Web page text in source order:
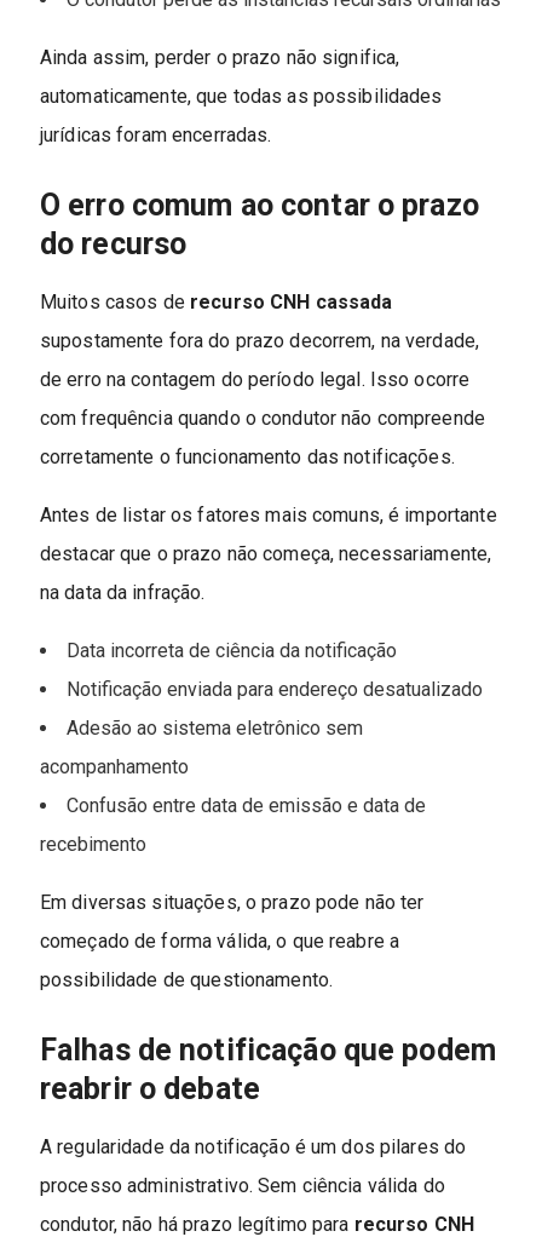
Ainda assim, perder o prazo não significa,
automaticamente, que todas as possibilidades
jurídicas foram encerradas.
O erro comum ao contar o prazo
do recurso
Muitos casos de recurso CNH cassada
supostamente fora do prazo decorrem, na verdade,
de erro na contagem do período legal. Isso ocorre
com frequência quando o condutor não compreende
corretamente o funcionamento das notificações.
Antes de listar os fatores mais comuns, é importante
destacar que o prazo não começa, necessariamente,
na data da infração.
Data incorreta de ciência da notificação
Notificação enviada para endereço desatualizado
Adesão ao sistema eletrônico sem
acompanhamento
Confusão entre data de emissão e data de
recebimento
Em diversas situações, o prazo pode não ter
começado de forma válida, o que reabre a
possibilidade de questionamento.
Falhas de notificação que podem
reabrir o debate
A regularidade da notificação é um dos pilares do
processo administrativo. Sem ciência válida do
condutor, não há prazo legítimo para recurso CNH